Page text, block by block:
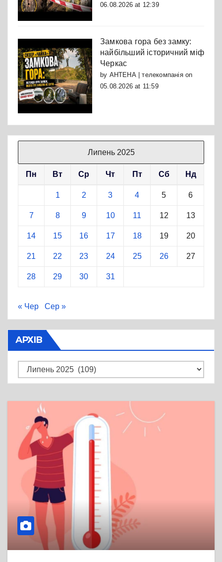
06.08.2026 at 12:39
Замкова гора без замку:
найбільший історичний міф
Черкас
by АНТЕНА | телекомпаніяon
05.08.2026 at 11:59
Липень 2025
Пн Вт Ср Чт Пт Сб Нд
1 2 3 4 5 6
7 8 9 10 11 12 13
14 15 16 17 18 19 20
21 22 23 24 25 26 27
28 29 30 31
« Чер Сер »
АРХІВ
Архів